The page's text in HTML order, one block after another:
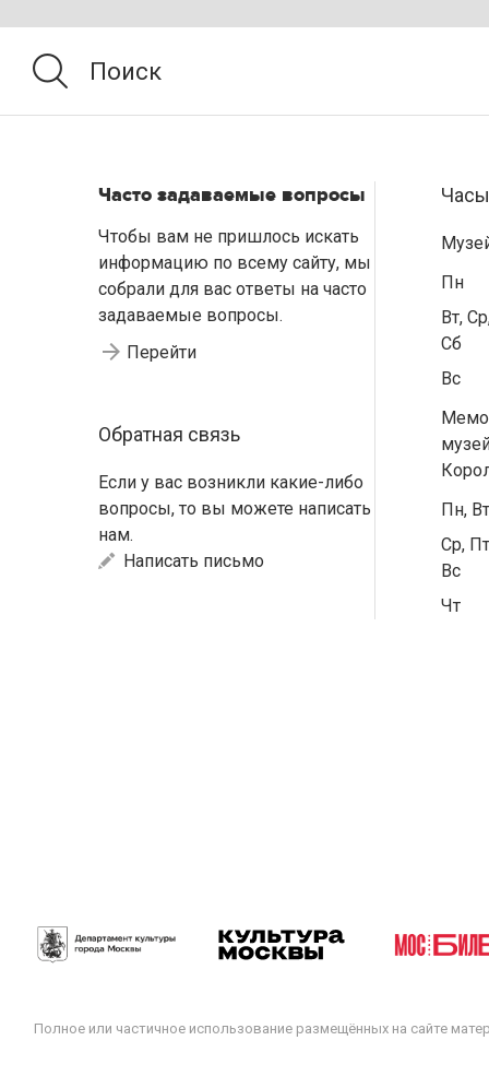
Часто задаваемые вопросы
Чтобы вам не пришлось искать
информацию по всему сайту, мы
собрали для вас ответы на часто
задаваемые вопросы.
Перейти
Обратная связь
Если у вас возникли какие-либо
вопросы, то вы можете написать
нам.
Написать письмо
Пн
Вт,
Сб
Вс
Пн,
Ср,
Вс
Чт
Полное или частичное использование размещённых на сайте